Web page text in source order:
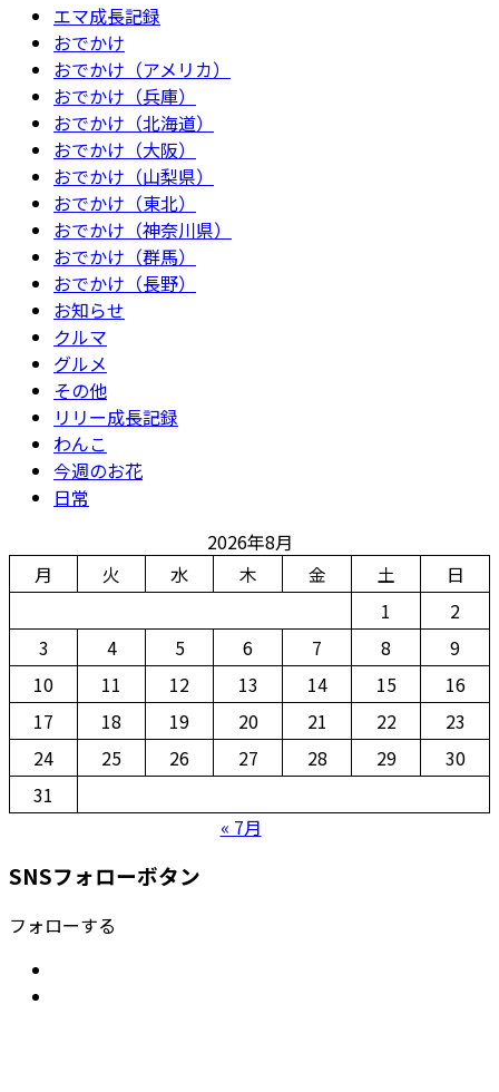
エマ成長記録
おでかけ
おでかけ（アメリカ）
おでかけ（兵庫）
おでかけ（北海道）
おでかけ（大阪）
おでかけ（山梨県）
おでかけ（東北）
おでかけ（神奈川県）
おでかけ（群馬）
おでかけ（長野）
お知らせ
クルマ
グルメ
その他
リリー成長記録
わんこ
今週のお花
日常
2026年8月
月
火 水 木 金 土
日
1
2
3
4 5 6 7 8
9
10
11 12 13 14 15
16
17
18 19 20 21 22
23
24
25 26 27 28 29
30
31
« 7月
SNSフォローボタン
フォローする